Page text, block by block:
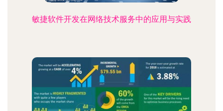
敏捷软件开发在网络技术服务中的应用与实践